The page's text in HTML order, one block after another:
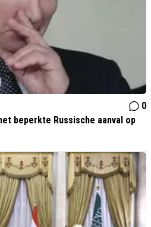
0
beperkte Russische aanval op